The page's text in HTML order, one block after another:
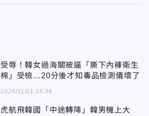
受辱！韓女過海關被逼「撕下內褲衛生
棉」受檢…20分後才知毒品檢測儀壞了
2024/11/21 16:36
虎航飛韓國「中途轉降」韓男機上大